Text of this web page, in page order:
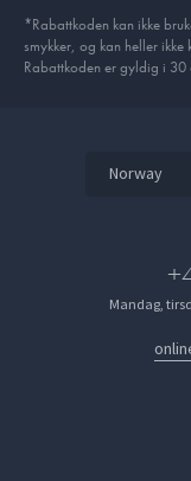
*Rabattkoden kan ikke
smykker, og kan heller
Rabattkoden er gyldig i 30
Norway
Mandag,